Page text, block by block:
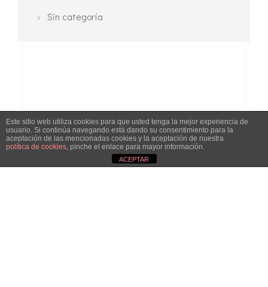
Sin categoría
Este sitio web utiliza cookies para que usted tenga la mejor experiencia de
usuario. Si continúa navegando está dando su consentimiento para la
aceptación de las mencionadas cookies y la aceptación de nuestra
política de cookies, pinche el enlace para mayor información.
ACEPTAR